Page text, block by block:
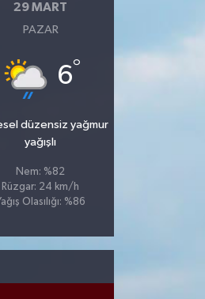
29 MART
PAZAR
6°
düzensiz yağmur
yağışlı
Nem: %82
Rüzgar: 24 km/h
Olasılığı: %86